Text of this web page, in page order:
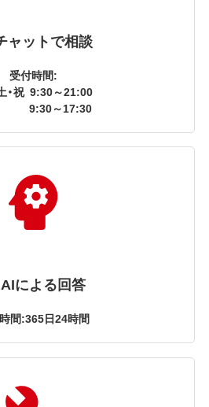
ャットで相談
受付時間:
・祝 9:30～21:00
9:30～17:30
AIによる回答
間:365日24時間